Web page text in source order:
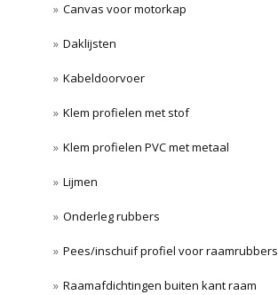
Canvas voor motorkap
Daklijsten
Kabeldoorvoer
Klem profielen met stof
Klem profielen PVC met metaal
Lijmen
Onderleg rubbers
Pees/inschuif profiel voor raamrubbers
Raamafdichtingen buiten kant raam